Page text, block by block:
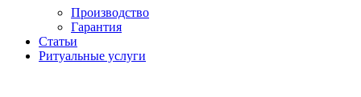
Производство
Гарантия
Статьи
Ритуальные услуги